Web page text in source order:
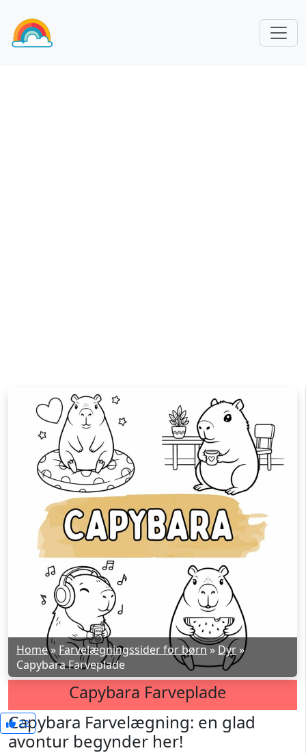
Home» Farvelægningssider for børn» Dyr »
Capybara Farveplade
Capybara Farveplade
22
Capybara Farvelægning: en glad
avontur begynder her!